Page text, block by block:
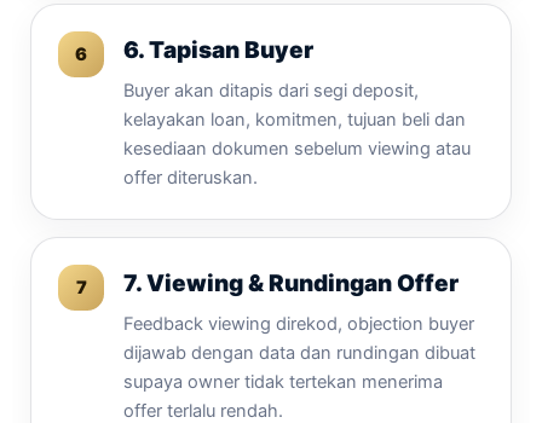
6. Tapisan Buyer
Buyer akan ditapis dari segi deposit,
kelayakan loan, komitmen, tujuan beli dan
kesediaan dokumen sebelum viewing atau
offer diteruskan.
7. Viewing & Rundingan Offer
Feedback viewing direkod, objection buyer
dijawab dengan data dan rundingan dibuat
supaya owner tidak tertekan menerima
offer terlalu rendah.